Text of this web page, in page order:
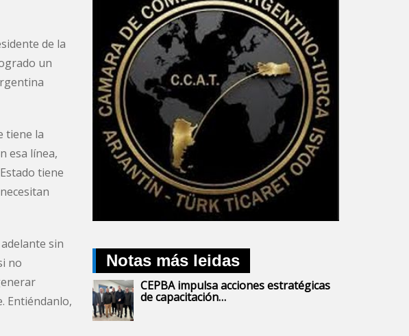
de la
un
tiene la
esa línea,
tiene
sin
no
Entiéndanlo,
Notas más leidas
CEPBA impulsa acciones estratégicas
de capacitación…